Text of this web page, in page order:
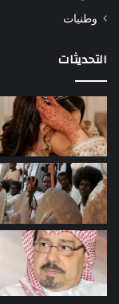
وطنيات
التحديثات